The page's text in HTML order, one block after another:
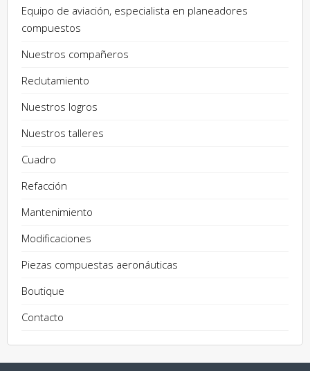
Equipo de aviación, especialista en planeadores
compuestos
Nuestros compañeros
Reclutamiento
Nuestros logros
Nuestros talleres
Cuadro
Refacción
Mantenimiento
Modificaciones
Piezas compuestas aeronáuticas
Boutique
Contacto